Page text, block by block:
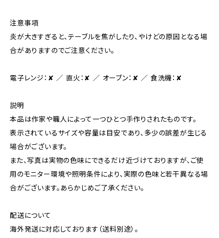
注意事項
炎が大きすぎると、テーブルを焦がしたり、やけどの原因となる場
合がありますのでご注意ください。
電子レンジ：✘ ／ 直火：✘ ／ オーブン：✘ ／ 食洗機：✘
説明
本品は作家や職人によって一つひとつ手作りされたものです。
表示されているサイズや容量は目安であり、多少の誤差が生じる
場合がございます。
また、写真は実物の色味にできるだけ近づけておりますが、ご使
用のモニター環境や照明条件により、実際の色味と若干異なる場
合がございます。あらかじめご了承ください。
配送について
海外発送に対応しております（送料別途）。